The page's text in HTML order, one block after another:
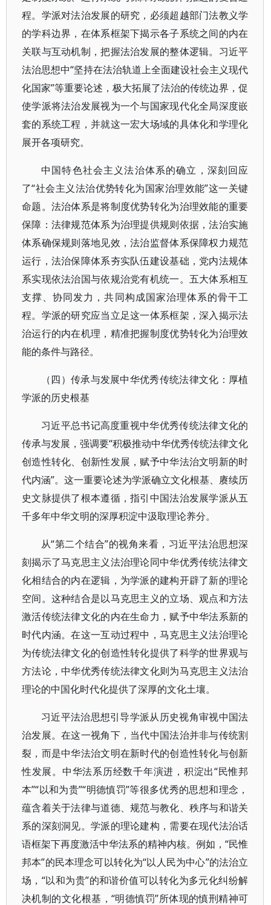
程。学派对法治发展的研究，必须超越部门法教义学
的学科边界，在体系框架下揭示各子系统之间的内在
关联与互动机制，把握法治发展的整体逻辑。习近平
法治思想中“坚持在法治轨道上全面建设社会主义现代
化国家”等重要论述，极大拓展了法治的传统边界，促
使学派将法治发展视为一个与国家现代化全局深度嵌
套的系统工程，并就这一宏大场域的具体化和学理化
展开各项研究。
中国特色社会主义法治体系的确立，深刻回应
了“社会主义法治优势转化为国家治理效能”这一关键
命题。法治体系是将制度优势转化为治理效能的重要
保障：法律规范体系为治理提供规则依据，法治实施
体系确保规则落地见效，法治监督体系保障权力规范
运行，法治保障体系夯实队伍建设基础，党内法规体
系实现依法治国与依规治党有机统一。五大体系相互
支撑、协同发力，共同构成国家治理体系的骨干工
程。学派的研究应当立足这一体系框架，深入揭示法
治运行的内在机理，精准把握制度优势转化为治理效
能的条件与路径。
（四）传承与发展中华优秀传统法律文化：厚植
学派的历史根基
习近平总书记高度重视中华优秀传统法律文化的
传承与发展，强调要“积极推动中华优秀传统法律文化
创造性转化、创新性发展，赋予中华法治文明新的时
代内涵”。这一重要论述为学派确立文化根基、赓续历
史文脉提供了根本遵循，指引中国法治发展学派从五
千多年中华文明的深厚积淀中汲取理论养分。
从“第二个结合”的视角来看，习近平法治思想深
刻揭示了马克思主义法治理论同中华优秀传统法律文
化相结合的内在逻辑，为学派的建构开辟了新的理论
空间。这种结合是以马克思主义的立场、观点和方法
激活传统法律文化的内在生命力，赋予中华法系新的
时代内涵。在这一互动过程中，马克思主义法治理论
为传统法律文化的创造性转化提供了科学的世界观与
方法论，中华优秀传统法律文化则为马克思主义法治
理论的中国化时代化提供了深厚的文化土壤。
习近平法治思想引导学派从历史视角审视中国法
治发展。在这一视角下，当代中国法治并非与传统割
裂，而是中华法治文明在新时代的创造性转化与创新
性发展。中华法系历经数千年演进，积淀出“民惟邦
本”“以和为贵”“明德慎罚”等很多优秀的思想和理念，
蕴含着关于法律与道德、规范与教化、秩序与和谐关
系的深刻洞见。学派的理论建构，需要在现代法治话
语框架下再度激活中华法系的精神内核。例如，“民惟
邦本”的民本理念可以转化为“以人民为中心”的法治立
场，“以和为贵”的和谐价值可以转化为多元化纠纷解
决机制的文化根基，“明德慎罚”所体现的慎刑精神可